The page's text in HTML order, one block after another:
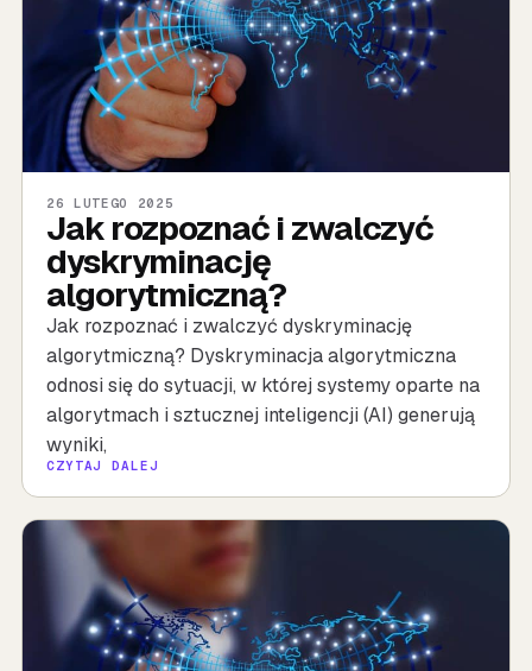
Jak rozpoznać i zwalczyć
dyskryminację
algorytmiczną?
26 LUTEGO 2025
Jak rozpoznać i zwalczyć dyskryminację
algorytmiczną? Dyskryminacja algorytmiczna
odnosi się do sytuacji, w której systemy oparte na
algorytmach i sztucznej inteligencji (AI) generują
wyniki,
CZYTAJ DALEJ